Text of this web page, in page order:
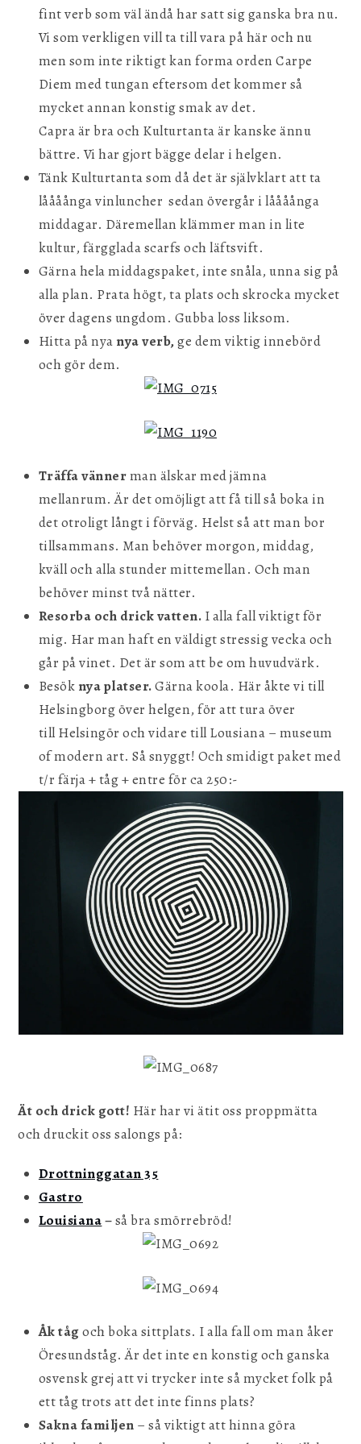
fint verb som väl ändå har satt sig ganska bra nu.
Vi som verkligen vill ta till vara på här och nu
men som inte riktigt kan forma orden Carpe
Diem med tungan eftersom det kommer så
mycket annan konstig smak av det.
Capra är bra och Kulturtanta är kanske ännu
bättre. Vi har gjort bägge delar i helgen.
Tänk Kulturtanta som då det är självklart att ta
låååånga vinluncher sedan övergår i låååånga
middagar. Däremellan klämmer man in lite
kultur, färgglada scarfs och läftsvift.
Gärna hela middagspaket, inte snåla, unna sig på
alla plan. Prata högt, ta plats och skrocka mycket
över dagens ungdom. Gubba loss liksom.
Hitta på nya nya verb,ge dem viktig innebörd
och gör dem.
Träffa vännerman älskar med jämna
mellanrum. Är det omöjligt att få till så boka in
det otroligt långt i förväg. Helst så att man bor
tillsammans. Man behöver morgon, middag,
kväll och alla stunder mittemellan. Och man
behöver minst två nätter.
Resorba och drick vatten. I alla fall viktigt för
mig. Har man haft en väldigt stressig vecka och
går på vinet. Det är som att be om huvudvärk.
Besök nya platser.Gärna koola. Här åkte vi till
Helsingborg över helgen, för att tura över
till Helsingör och vidare till Lousiana – museum
of modern art. Så snyggt! Och smidigt paket med
t/r färja + tåg + entre för ca 250:-
Ät och drick gott! Här har vi ätit oss proppmätta
och druckit oss salongs på:
Drottninggatan 35
Gastro
Louisiana–så bra smörrebröd!
Åk tågoch boka sittplats. I alla fall om man åker
Öresundståg. Är det inte en konstig och ganska
osvensk grej att vi trycker inte så mycket folk på
ett tåg trots att det inte finns plats?
Sakna familjen – så viktigt att hinna göra